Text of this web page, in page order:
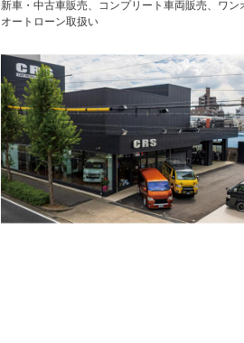
－ フックイン付き － アームロー
－ 三転ダンプ － 荷台幌付き
－ 坂道発進補助装置
－ フルフラットシート － チップアッ
－ シートヒーター － ウォークス
－ フロントカメラ － シートエア
－ ルーフレール － エアサスペ
新車・中古車販売、コンプリート車両販売、ワ
オートローン取扱い